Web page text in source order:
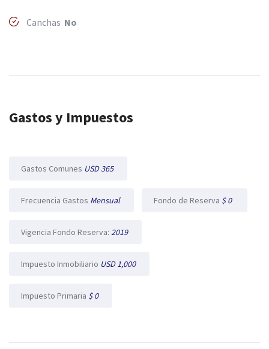
Canchas No
Gastos y Impuestos
Gastos Comunes USD 365
Frecuencia Gastos Mensual Fondo de Reserva $ 0
Vigencia Fondo Reserva: 2019
Impuesto Inmobiliario USD 1,000
Impuesto Primaria $ 0